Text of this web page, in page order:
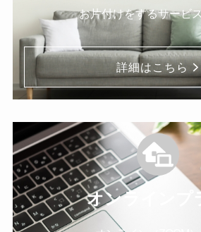
お片付けをするサービ
詳細はこちら
オンラインプ